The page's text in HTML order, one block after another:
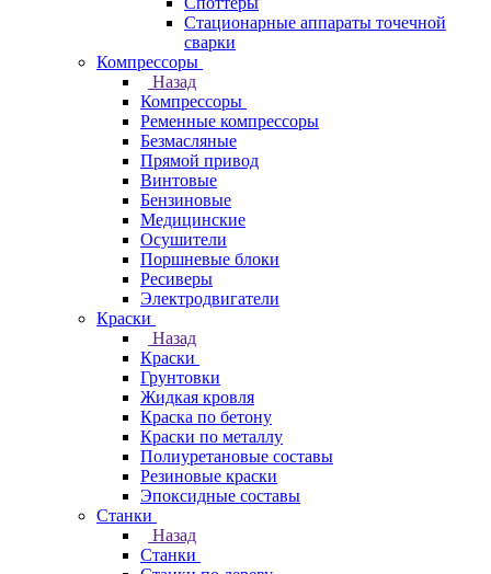
Стационарные аппараты точечной
сварки
Компрессоры
Назад
Компрессоры
Ременные компрессоры
Безмасляные
Прямой привод
Винтовые
Бензиновые
Медицинские
Осушители
Поршневые блоки
Ресиверы
Электродвигатели
Краски
Назад
Краски
Грунтовки
Жидкая кровля
Краска по бетону
Краски по металлу
Полиуретановые составы
Резиновые краски
Эпоксидные составы
Станки
Назад
Станки